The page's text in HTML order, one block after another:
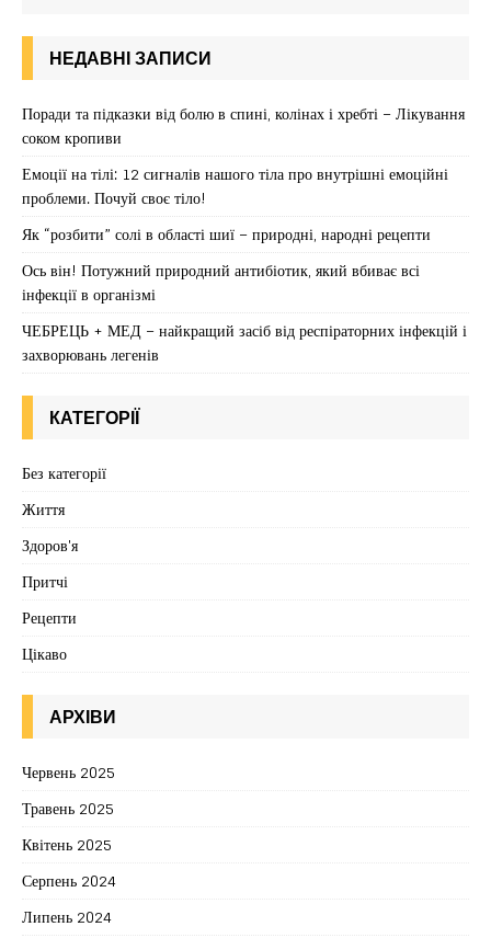
НЕДАВНІ ЗАПИСИ
Поради та підказки від болю в спині, колінах і хребті – Лікування
соком кропиви
Емоції на тілі: 12 сигналів нашого тіла про внутрішні емоційні
проблеми. Почуй своє тіло!
Як “розбити” солі в області шиї – природні, народні рецепти
Ось він! Потужний природний антибіотик, який вбиває всі
інфекції в організмі
ЧЕБРЕЦЬ + МЕД – найкращий засіб від респіраторних інфекцій і
захворювань легенів
КАТЕГОРІЇ
Без категорії
Життя
Здоров'я
Притчі
Рецепти
Цікаво
АРХІВИ
Червень 2025
Травень 2025
Квітень 2025
Серпень 2024
Липень 2024